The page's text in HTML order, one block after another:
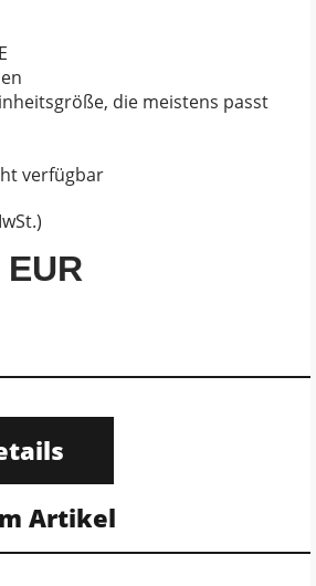
die meistens passt
verfügbar
Artikel